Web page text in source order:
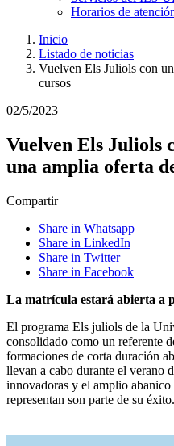
Horarios de
Inicio
Listado de noticias
Vuelven Els Juliols con
cursos
02/5/2023
Vuelven Els Juliols
una amplia oferta
Compartir
Share in Whatsapp
Share in LinkedIn
Share in Twitter
Share in Facebook
La matrícula estará abierta a
El programa Els juliols de la
consolidado como un referente
formaciones de corta duración
llevan a cabo durante el verano
innovadoras y el amplio
representan son parte de su éxito.